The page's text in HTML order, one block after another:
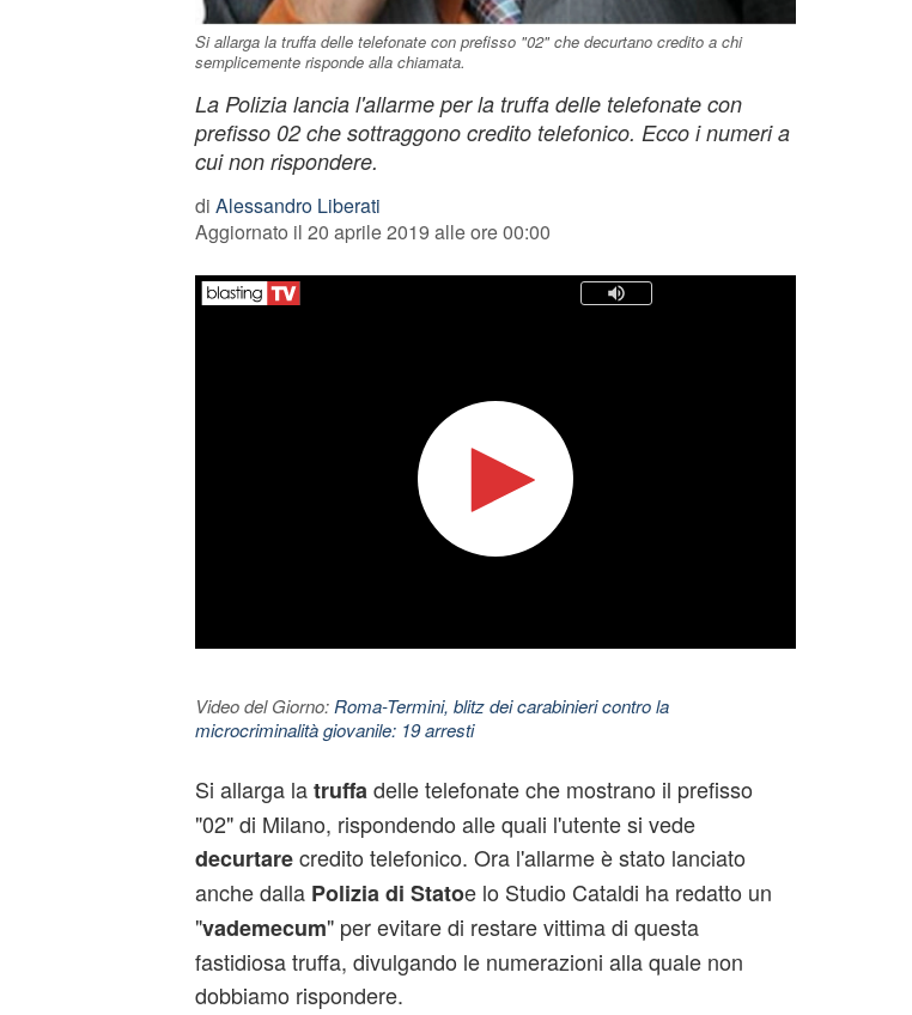
Si allarga la truffa delle telefonate con prefisso "02" che decurtano credito a chi
semplicemente risponde alla chiamata.
La Polizia lancia l'allarme per la truffa delle telefonate con
prefisso 02 che sottraggono credito telefonico. Ecco i numeri a
cui non rispondere.
di Alessandro Liberati
Aggiornato il 20 aprile 2019 alle ore 00:00
Video del Giorno: Roma-Termini, blitz dei carabinieri contro la
microcriminalità giovanile: 19 arresti
Si allarga latruffa delle telefonate che mostrano il prefisso
"02" di Milano, rispondendo alle quali l'utente si vede
decurtarecredito telefonico. Ora l'allarme è stato lanciato
anche dalla Polizia di Statoe lo Studio Cataldi ha redatto un
"vademecum" per evitare di restare vittima di questa
fastidiosa truffa, divulgando le numerazioni alla quale non
dobbiamo rispondere.